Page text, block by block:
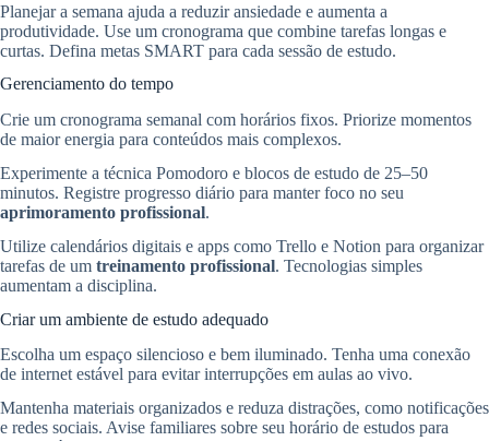
Planejar a semana ajuda a reduzir ansiedade e aumenta a
produtividade. Use um cronograma que combine tarefas longas e
curtas. Defina metas SMART para cada sessão de estudo.
Gerenciamento do tempo
Crie um cronograma semanal com horários fixos. Priorize momentos
de maior energia para conteúdos mais complexos.
Experimente a técnica Pomodoro e blocos de estudo de 25–50
minutos. Registre progresso diário para manter foco no seu
aprimoramento profissional.
Utilize calendários digitais e apps como Trello e Notion para organizar
tarefas de um treinamento profissional. Tecnologias simples
aumentam a disciplina.
Criar um ambiente de estudo adequado
Escolha um espaço silencioso e bem iluminado. Tenha uma conexão
de internet estável para evitar interrupções em aulas ao vivo.
Mantenha materiais organizados e reduza distrações, como notificações
e redes sociais. Avise familiares sobre seu horário de estudos para